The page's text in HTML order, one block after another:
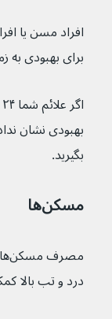
برای بهبودی به
بهبودی نشان
بگیرید.
مسکن‌ها
مصرف مسکن‌هایی مانند
درد و تب بالا